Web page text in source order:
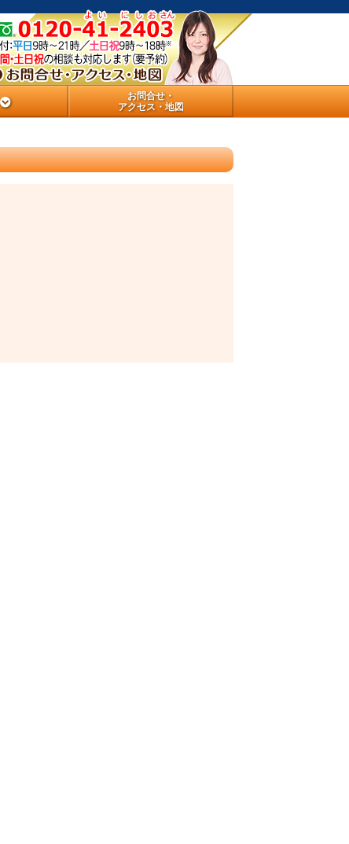
お問合せ・
アクセス・地図